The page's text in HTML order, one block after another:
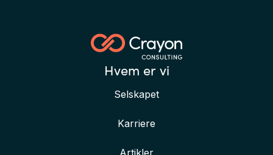
Hvem er vi
Selskapet
Karriere
Artikler